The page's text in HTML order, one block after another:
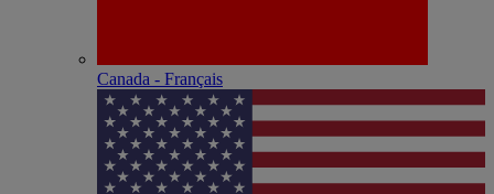
Canada - Français